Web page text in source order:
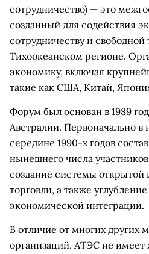
сотрудничество) — это
созданный для содействия
сотрудничеству и свободной
Тихоокеанском регионе.
экономику, включая
такие как США, Китай,
Форум был основан в 1989
Австралии. Первоначально в
середине 1990-х годов
нынешнего числа
создание системы открытой
торговли, а также
экономической интеграции.
В отличие от многих других
организаций, АТЭС не имеет